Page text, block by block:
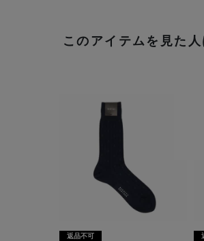
このアイテムを見た
返品不可